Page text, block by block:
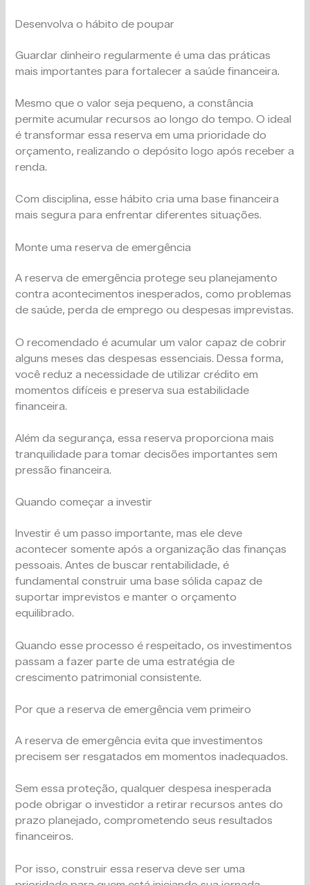
Desenvolva o hábito de poupar
Guardar dinheiro regularmente é uma das práticas
mais importantes para fortalecer a saúde financeira.
Mesmo que o valor seja pequeno, a constância
permite acumular recursos ao longo do tempo. O ideal
é transformar essa reserva em uma prioridade do
orçamento, realizando o depósito logo após receber a
renda.
Com disciplina, esse hábito cria uma base financeira
mais segura para enfrentar diferentes situações.
Monte uma reserva de emergência
A reserva de emergência protege seu planejamento
contra acontecimentos inesperados, como problemas
de saúde, perda de emprego ou despesas imprevistas.
O recomendado é acumular um valor capaz de cobrir
alguns meses das despesas essenciais. Dessa forma,
você reduz a necessidade de utilizar crédito em
momentos difíceis e preserva sua estabilidade
financeira.
Além da segurança, essa reserva proporciona mais
tranquilidade para tomar decisões importantes sem
pressão financeira.
Quando começar a investir
Investir é um passo importante, mas ele deve
acontecer somente após a organização das finanças
pessoais. Antes de buscar rentabilidade, é
fundamental construir uma base sólida capaz de
suportar imprevistos e manter o orçamento
equilibrado.
Quando esse processo é respeitado, os investimentos
passam a fazer parte de uma estratégia de
crescimento patrimonial consistente.
Por que a reserva de emergência vem primeiro
A reserva de emergência evita que investimentos
precisem ser resgatados em momentos inadequados.
Sem essa proteção, qualquer despesa inesperada
pode obrigar o investidor a retirar recursos antes do
prazo planejado, comprometendo seus resultados
financeiros.
Por isso, construir essa reserva deve ser uma